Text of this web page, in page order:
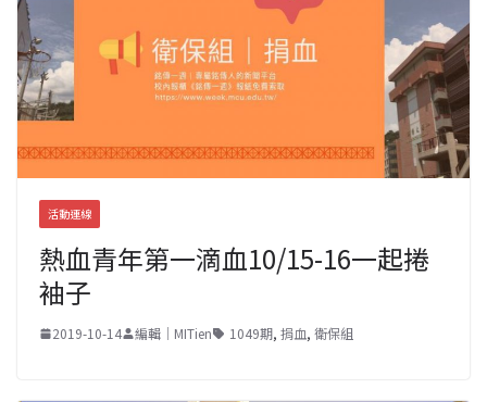
活動連線
熱血青年第一滴血10/15-16一起捲
袖子
2019-10-14 編輯｜MITien 1049期, 捐血, 衛保組